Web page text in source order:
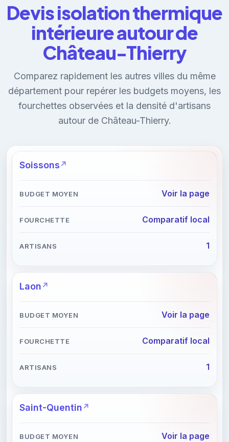
Devis isolation thermique
intérieure autour de
Château-Thierry
Comparez rapidement les autres villes du même
département pour repérer les budgets moyens, les
fourchettes observées et la densité d'artisans
autour de Château-Thierry.
Soissons
Voir la page
Comparatif local
1
Laon
Voir la page
Comparatif local
1
Saint-Quentin
Voir la page